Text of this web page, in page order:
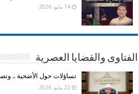
14 مايو، 2026
الفتاوى والقضايا العصرية
تساؤلات حول الأضحية ..
22 مايو، 2026